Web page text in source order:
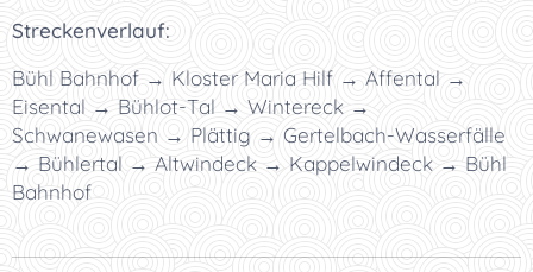
Streckenverlauf:
Bühl Bahnhof → Kloster Maria Hilf → Affental →
Eisental → Bühlot-Tal → Wintereck →
Schwanewasen → Plättig → Gertelbach-Wasserfälle
→ Bühlertal → Altwindeck → Kappelwindeck → Bühl
Bahnhof